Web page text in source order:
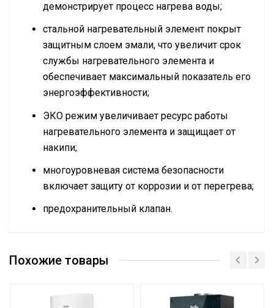
демонстрирует процесс нагрева воды;
стальной нагревательный элемент покрыт
защитным слоем эмали, что увеличит срок
службы нагревательного элемента и
обеспечивает максимальный показатель его
энергоэффективности;
ЭКО режим увеличивает ресурс работы
нагревательного элемента и защищает от
накипи;
многоуровневая система безопасности
включает защиту от коррозии и от перегрева;
предохранительный клапан.
нагревательных
Режим Smart Memory
Похожие товары